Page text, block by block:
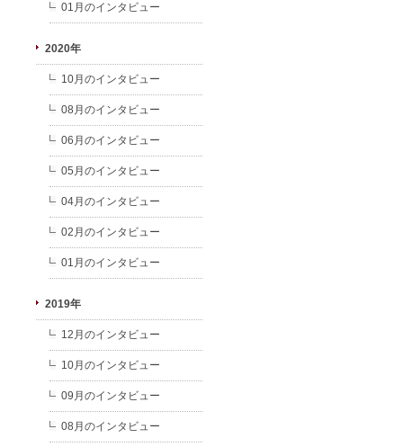
01月のインタビュー
2020年
10月のインタビュー
08月のインタビュー
06月のインタビュー
05月のインタビュー
04月のインタビュー
02月のインタビュー
01月のインタビュー
2019年
12月のインタビュー
10月のインタビュー
09月のインタビュー
08月のインタビュー